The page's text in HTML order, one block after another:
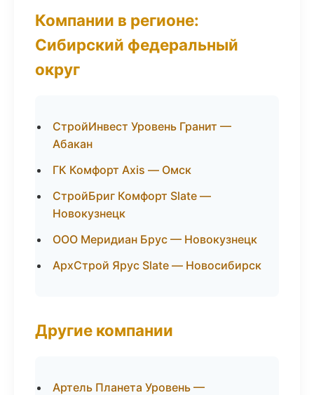
Компании в регионе:
Сибирский федеральный
округ
СтройИнвест Уровень Гранит —
Абакан
ГК Комфорт Axis — Омск
СтройБриг Комфорт Slate —
Новокузнецк
ООО Меридиан Брус — Новокузнецк
АрхСтрой Ярус Slate — Новосибирск
Другие компании
Артель Планета Уровень —